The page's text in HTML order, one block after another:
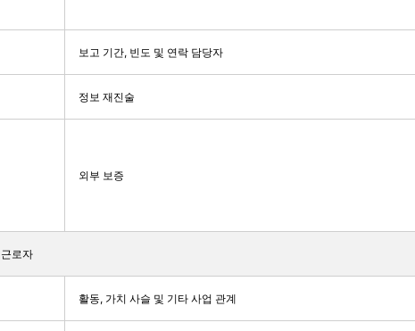
보고 기간, 빈도 및 연락 담당자
정보 재진술
외부 보증
로자
활동, 가치 사슬 및 기타 사업 관계